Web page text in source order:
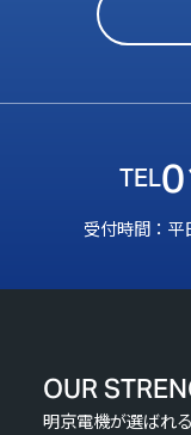
受付時間：平
OUR
明京電機が選ばれ